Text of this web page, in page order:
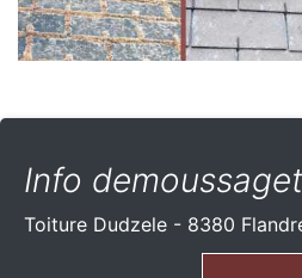
Info
Toiture Dudzele - 8380